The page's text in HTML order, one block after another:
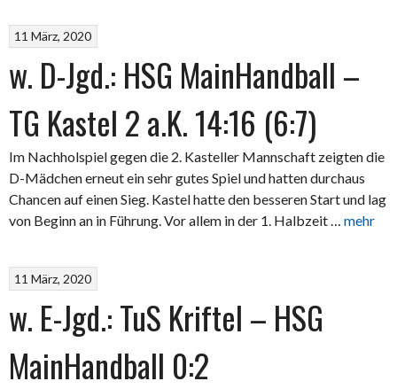
11 März, 2020
w. D-Jgd.: HSG MainHandball –
TG Kastel 2 a.K. 14:16 (6:7)
Im Nachholspiel gegen die 2. Kasteller Mannschaft zeigten die
D-Mädchen erneut ein sehr gutes Spiel und hatten durchaus
Chancen auf einen Sieg. Kastel hatte den besseren Start und lag
von Beginn an in Führung. Vor allem in der 1. Halbzeit … mehr
11 März, 2020
w. E-Jgd.: TuS Kriftel – HSG
MainHandball 0:2